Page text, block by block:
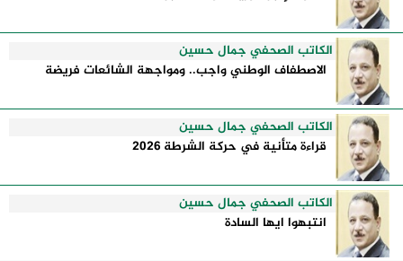
الكاتب الصحفي جمال حسين
الاصطفاف الوطني واجب.. ومواجهة الشائعات فريضة
الكاتب الصحفي جمال حسين
قراءة متأنية في حركة الشرطة 2026
الكاتب الصحفي جمال حسين
انتبهوا ايها السادة